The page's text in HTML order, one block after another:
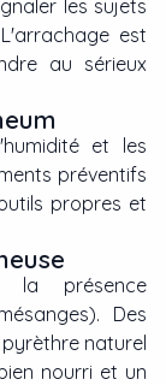
les sujets
est
au sérieux
et les
préventifs
propres et
la présence
Des
naturel
nourri et un